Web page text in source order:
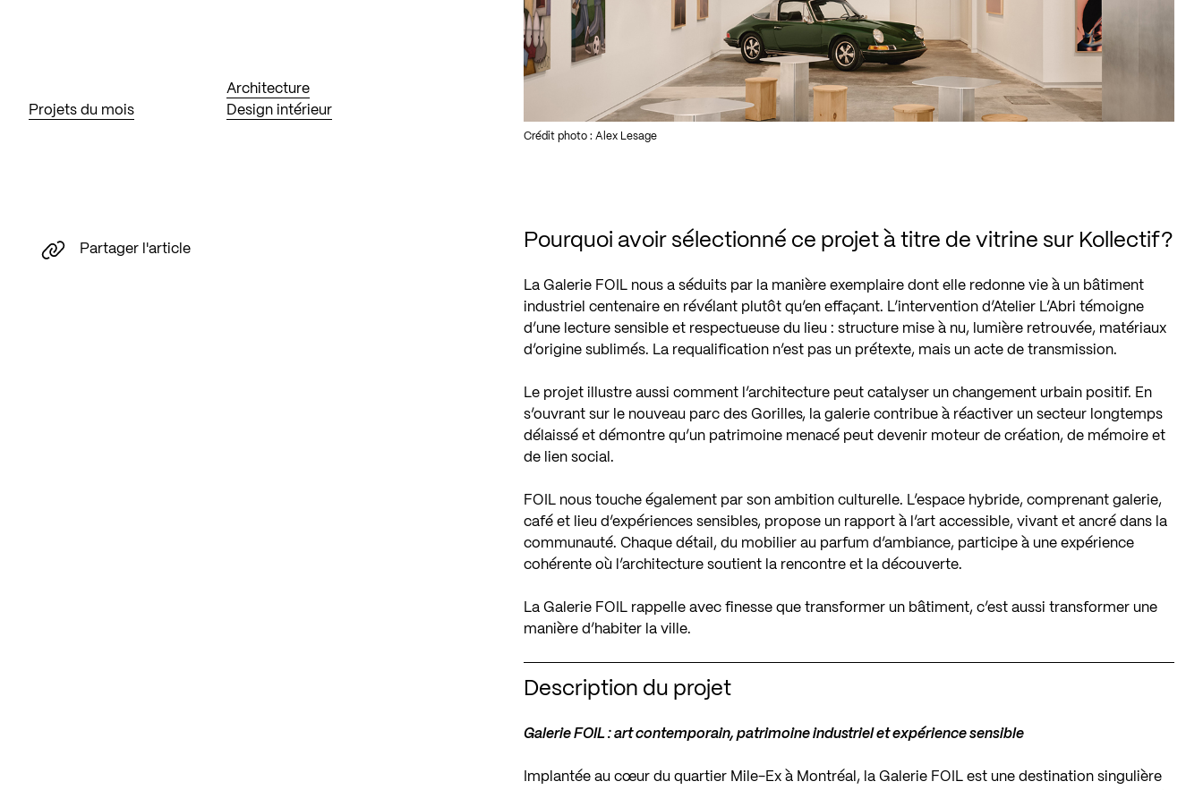
Projets du mois
Architecture
Design intérieur
Crédit photo : Alex Lesage
Pourquoi avoir sélectionné ce projet à titre de vitrine sur Kollectif?
La Galerie FOIL nous a séduits par la manière exemplaire dont elle redonne vie à un bâtiment
industriel centenaire en révélant plutôt qu’en effaçant. L’intervention d’Atelier L’Abri témoigne
d’une lecture sensible et respectueuse du lieu : structure mise à nu, lumière retrouvée, matériaux
d’origine sublimés. La requalification n’est pas un prétexte, mais un acte de transmission.
Le projet illustre aussi comment l’architecture peut catalyser un changement urbain positif. En
s’ouvrant sur le nouveau parc des Gorilles, la galerie contribue à réactiver un secteur longtemps
délaissé et démontre qu’un patrimoine menacé peut devenir moteur de création, de mémoire et
de lien social.
FOIL nous touche également par son ambition culturelle. L’espace hybride, comprenant galerie,
café et lieu d’expériences sensibles, propose un rapport à l’art accessible, vivant et ancré dans la
communauté. Chaque détail, du mobilier au parfum d’ambiance, participe à une expérience
cohérente où l’architecture soutient la rencontre et la découverte.
La Galerie FOIL rappelle avec finesse que transformer un bâtiment, c’est aussi transformer une
manière d’habiter la ville.
Description du projet
Galerie FOIL : art contemporain, patrimoine industriel et expérience sensible
Implantée au cœur du quartier Mile-Ex à Montréal, la Galerie FOIL est une destination singulière
Partager l'article